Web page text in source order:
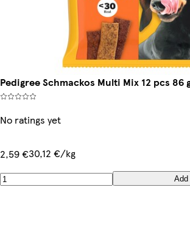
Pedigree Schmackos Multi Mix 12 pcs 86
No ratings yet
2,59 €30,12 €/kg
Add